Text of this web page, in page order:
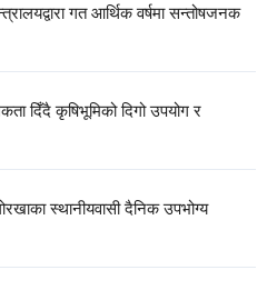
गत आर्थिक वर्षमा सन्तोषजनक
दिँदै कृषिभूमिको दिगो उपयोग र
स्थानीयवासी दैनिक उपभोग्य